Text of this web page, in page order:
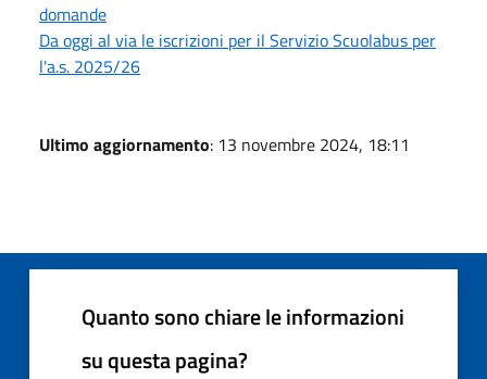
domande
Da oggi al via le iscrizioni per il Servizio Scuolabus per
l'a.s. 2025/26
Ultimo aggiornamento: 13 novembre 2024, 18:11
Quanto sono chiare le informazioni
su questa pagina?